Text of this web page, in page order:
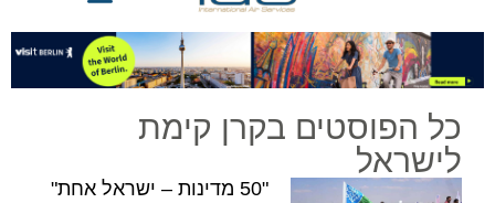
כל הפוסטים בקרן קימת
לישראל
"50 מדינות – ישראל אחת"